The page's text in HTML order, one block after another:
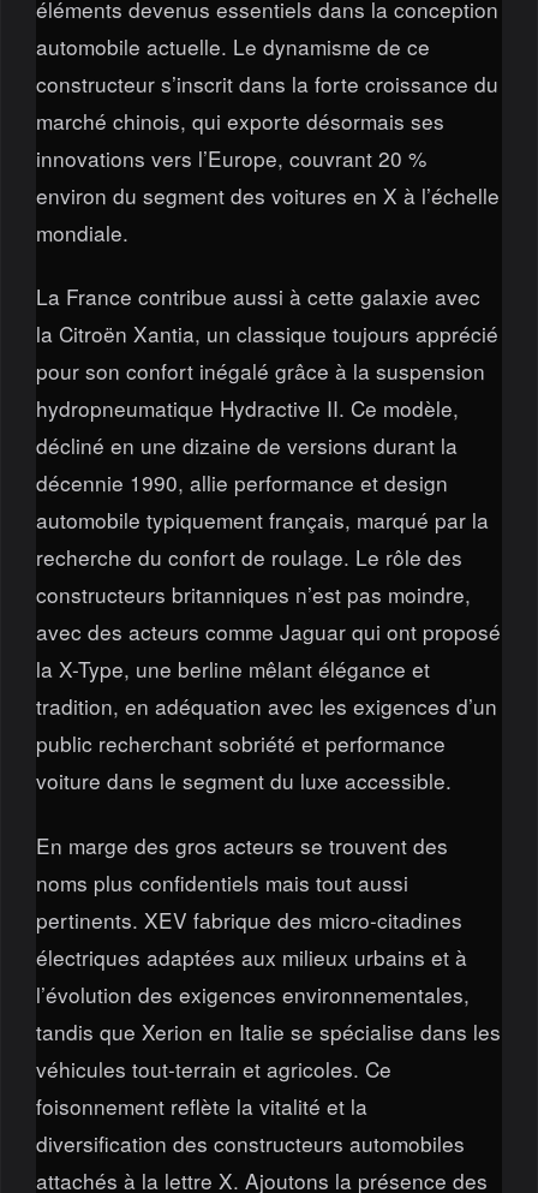
éléments devenus essentiels dans la conception
automobile actuelle. Le dynamisme de ce
constructeur s’inscrit dans la forte croissance du
marché chinois, qui exporte désormais ses
innovations vers l’Europe, couvrant 20 %
environ du segment des voitures en X à l’échelle
mondiale.
La France contribue aussi à cette galaxie avec
la Citroën Xantia, un classique toujours apprécié
pour son confort inégalé grâce à la suspension
hydropneumatique Hydractive II. Ce modèle,
décliné en une dizaine de versions durant la
décennie 1990, allie performance et design
automobile typiquement français, marqué par la
recherche du confort de roulage. Le rôle des
constructeurs britanniques n’est pas moindre,
avec des acteurs comme Jaguar qui ont proposé
la X-Type, une berline mêlant élégance et
tradition, en adéquation avec les exigences d’un
public recherchant sobriété et performance
voiture dans le segment du luxe accessible.
En marge des gros acteurs se trouvent des
noms plus confidentiels mais tout aussi
pertinents. XEV fabrique des micro-citadines
électriques adaptées aux milieux urbains et à
l’évolution des exigences environnementales,
tandis que Xerion en Italie se spécialise dans les
véhicules tout-terrain et agricoles. Ce
foisonnement reflète la vitalité et la
diversification des constructeurs automobiles
attachés à la lettre X. Ajoutons la présence des